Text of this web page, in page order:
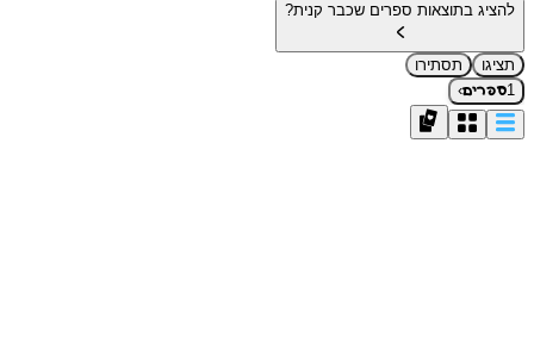
להציג בתוצאות ספרים שכבר קנית?
תציגו
תסתירו
1ספרים›